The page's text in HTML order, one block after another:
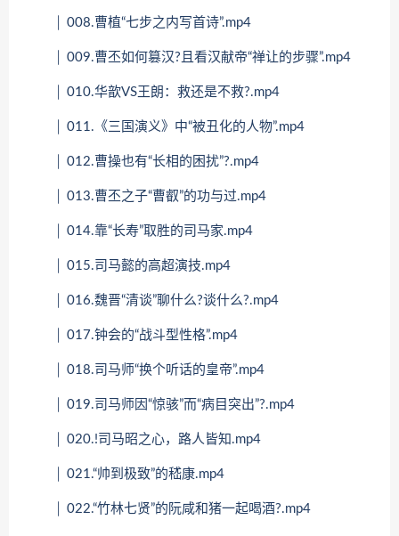
│ 008.曹植“七步之内写首诗”.mp4
│ 009.曹丕如何篡汉?且看汉献帝“禅让的步骤”.mp4
│ 010.华歆VS王朗：救还是不救?.mp4
│ 011.《三国演义》中“被丑化的人物”.mp4
│ 012.曹操也有“长相的困扰”?.mp4
│ 013.曹丕之子“曹叡”的功与过.mp4
│ 014.靠“长寿”取胜的司马家.mp4
│ 015.司马懿的高超演技.mp4
│ 016.魏晋“清谈”聊什么?谈什么?.mp4
│ 017.钟会的“战斗型性格”.mp4
│ 018.司马师“换个听话的皇帝”.mp4
│ 019.司马师因“惊骇”而“病目突出”?.mp4
│ 020.!司马昭之心，路人皆知.mp4
│ 021.“帅到极致”的嵇康.mp4
│ 022.“竹林七贤”的阮咸和猪一起喝酒?.mp4